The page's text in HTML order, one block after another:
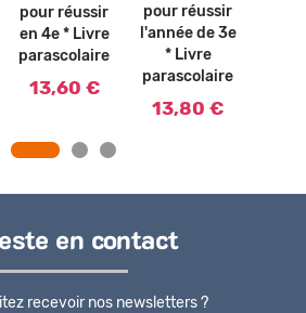
pour réussir
en 4e * Livre
parascolaire
13,60 €
pour réussir
l'année de 3e
* Livre
parascolaire
13,80 €
en contact
recevoir nos newsletters ?